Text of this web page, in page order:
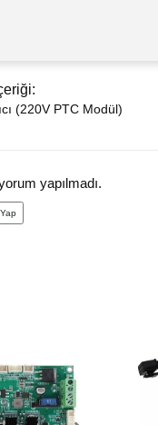
(220V PTC Modül)
yapılmadı.